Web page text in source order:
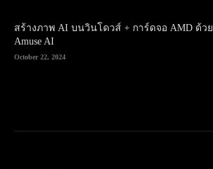
สร้างภาพ AI บนวินโดวส์ + การ์ดจอ AMD ด้วย
Amuse AI
October 22, 2024